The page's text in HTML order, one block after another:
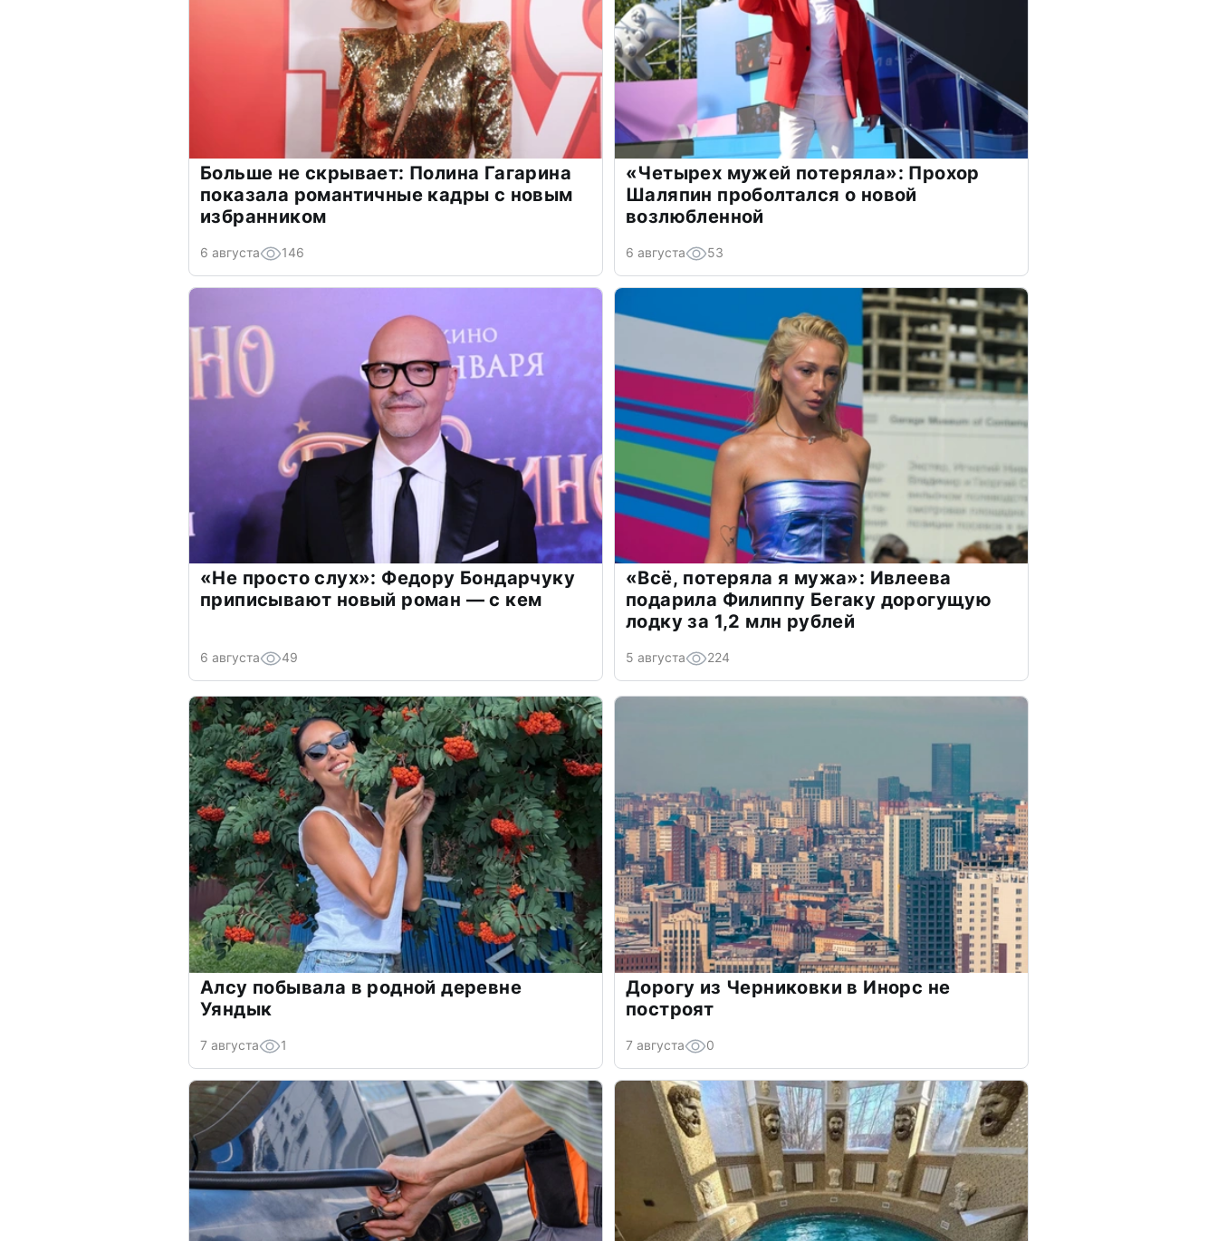
Больше не скрывает: Полина Гагарина
показала романтичные кадры с новым
избранником
6 августа 146
«Четырех мужей потеряла»: Прохор
Шаляпин проболтался о новой
возлюбленной
6 августа 53
«Не просто слух»: Федору Бондарчуку
приписывают новый роман — с кем
6 августа 49
«Всё, потеряла я мужа»: Ивлеева
подарила Филиппу Бегаку дорогущую
лодку за 1,2 млн рублей
5 августа 224
Алсу побывала в родной деревне
Уяндык
7 августа 1
Дорогу из Черниковки в Инорс не
построят
7 августа 0